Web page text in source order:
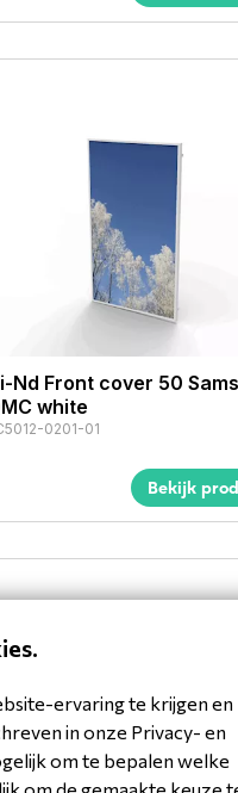
Nd Front cover 50
white
0201-01
Bekijk
ervaring te krijgen en
in onze Privacy- en
om te bepalen welke